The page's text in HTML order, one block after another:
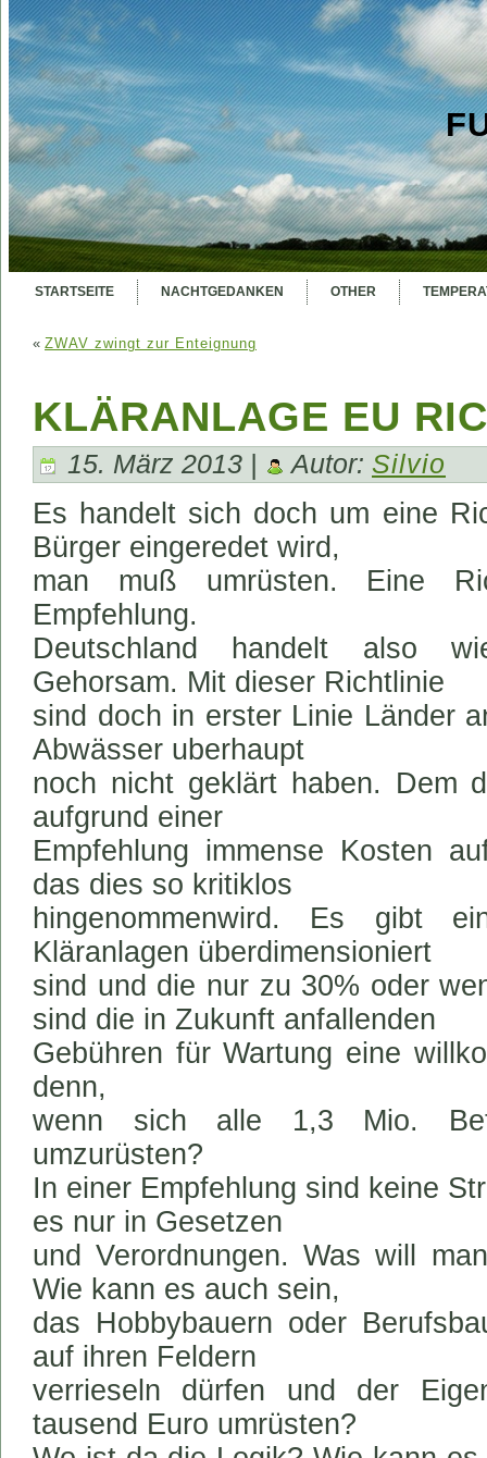
STARTSEITE NACHTGEDANKEN OTHER
« ZWAV zwingt zur Enteignung
KLÄRANLAGE EU
15. März 2013 | Autor: Silvio
Es handelt sich doch um eine
Bürger eingeredet wird,
man muß umrüsten. Eine
Empfehlung.
Deutschland handelt also
Gehorsam. Mit dieser Richtlinie
sind doch in erster Linie Länder
Abwässer uberhaupt
noch nicht geklärt haben. Dem
aufgrund einer
Empfehlung immense Kosten
das dies so kritiklos
hingenommenwird. Es gibt
Kläranlagen überdimensioniert
sind und die nur zu 30% oder
sind die in Zukunft anfallenden
Gebühren für Wartung eine
denn,
wenn sich alle 1,3 Mio.
umzurüsten?
In einer Empfehlung sind keine
es nur in Gesetzen
und Verordnungen. Was will
Wie kann es auch sein,
das Hobbybauern oder
auf ihren Feldern
verrieseln dürfen und der
tausend Euro umrüsten?